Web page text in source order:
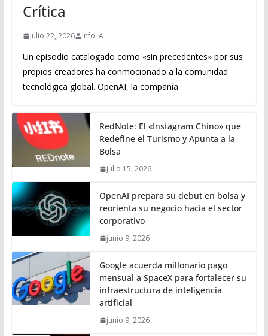
Crítica
julio 22, 2026 Info IA
Un episodio catalogado como «sin precedentes» por sus
propios creadores ha conmocionado a la comunidad
tecnológica global. OpenAI, la compañía
RedNote: El «Instagram Chino» que
Redefine el Turismo y Apunta a la
Bolsa
julio 15, 2026
OpenAI prepara su debut en bolsa y
reorienta su negocio hacia el sector
corporativo
junio 9, 2026
Google acuerda millonario pago
mensual a SpaceX para fortalecer su
infraestructura de inteligencia
artificial
junio 9, 2026